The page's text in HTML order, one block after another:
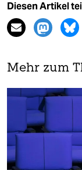
Diesen Artikel
Mehr zum